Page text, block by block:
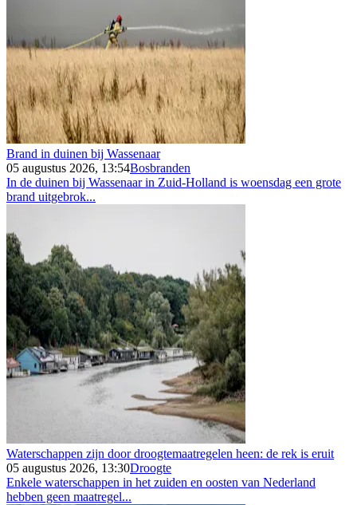
Brand in duinen bij Wassenaar
05 augustus 2026, 13:54Bosbranden
In de duinen bij Wassenaar in Zuid-Holland is woensdag een grote
brand uitgebrok...
Waterschappen zijn door droogtemaatregelen heen: de rek is eruit
05 augustus 2026, 13:30Droogte
Enkele waterschappen in het zuiden en oosten van Nederland
hebben geen maatregel...